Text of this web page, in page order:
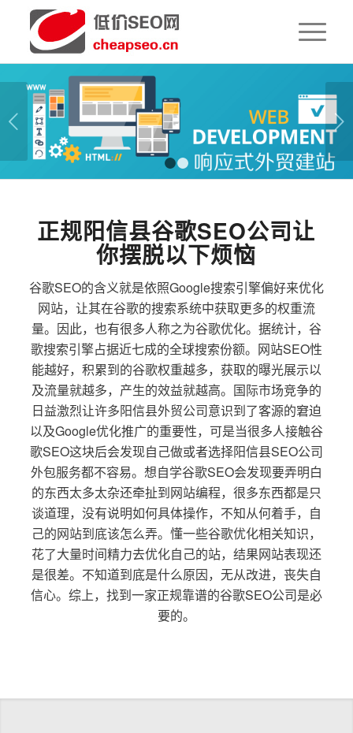
下一页
1 2
正规阳信县谷歌SEO公司让
你摆脱以下烦恼
谷歌SEO的含义就是依照Google搜索引擎偏好来优化
网站，让其在谷歌的搜索系统中获取更多的权重流
量。因此，也有很多人称之为谷歌优化。据统计，谷
歌搜索引擎占据近七成的全球搜索份额。网站SEO性
能越好，积累到的谷歌权重越多，获取的曝光展示以
及流量就越多，产生的效益就越高。国际市场竞争的
日益激烈让许多阳信县外贸公司意识到了客源的窘迫
以及Google优化推广的重要性，可是当很多人接触谷
歌SEO这块后会发现自己做或者选择阳信县SEO公司
外包服务都不容易。想自学谷歌SEO会发现要弄明白
的东西太多太杂还牵扯到网站编程，很多东西都是只
谈道理，没有说明如何具体操作，不知从何着手，自
己的网站到底该怎么弄。懂一些谷歌优化相关知识，
花了大量时间精力去优化自己的站，结果网站表现还
是很差。不知道到底是什么原因，无从改进，丧失自
信心。综上，找到一家正规靠谱的谷歌SEO公司是必
要的。